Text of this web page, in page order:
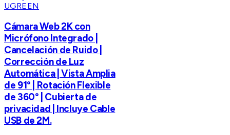
UGREEN
Cámara Web 2K con
Micrófono Integrado |
Cancelación de Ruido |
Corrección de Luz
Automática | Vista Amplia
de 91° | Rotación Flexible
de 360° | Cubierta de
privacidad | Incluye Cable
USB de 2M.